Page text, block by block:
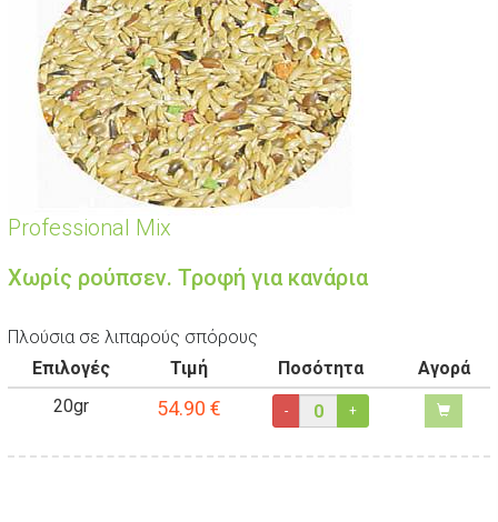
Professional Mix
Χωρίς ρούπσεν. Τροφή για κανάρια
Πλούσια σε λιπαρούς σπόρους
Επιλογές
Τιμή Ποσότητα
Αγορά
20gr
54.90 € - +